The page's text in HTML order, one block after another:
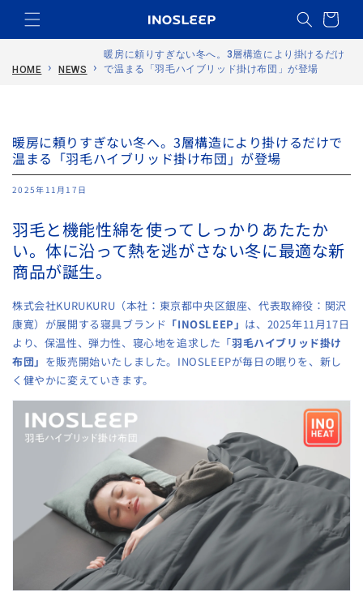
ンツに
進む
ー
ト
HOME › NEWS ›
暖房に頼りすぎない冬へ。3層構造により掛けるだけ
で温まる「羽毛ハイブリッド掛け布団」が登場
暖房に頼りすぎない冬へ。3層構造により掛けるだけで
温まる「羽毛ハイブリッド掛け布団」が登場
2025年11月17日
羽毛と機能性綿を使ってしっかりあたたか
い。体に沿って熱を逃がさない冬に最適な新
商品が誕生。
株式会社KURUKURU（本社：東京都中央区銀座、代表取締役：関沢
康寛）が展開する寝具ブランド 「INOSLEEP」 は、2025年11月17日
より、保温性、弾力性、寝心地を追求した「羽毛ハイブリッド掛け
布団」 を販売開始いたしました。INOSLEEPが毎日の眠りを、新し
く健やかに変えていきます。